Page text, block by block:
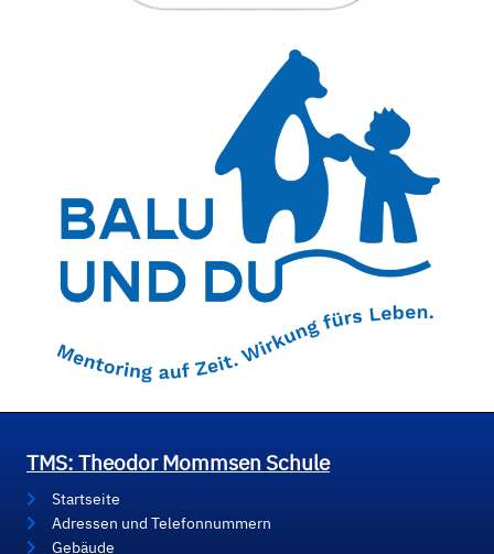
TMS: Theodor Mommsen Schule
Startseite
Adressen und Telefonnummern
Gebäude